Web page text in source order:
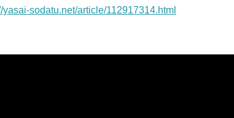
yasai-sodatu.net/article/112917314.html